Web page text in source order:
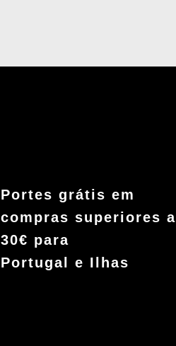
Portes grátis em
compras superiores a
30€ para
Portugal e Ilhas